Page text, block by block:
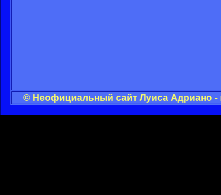
© Неофициальный сайт Луиса Адриано -